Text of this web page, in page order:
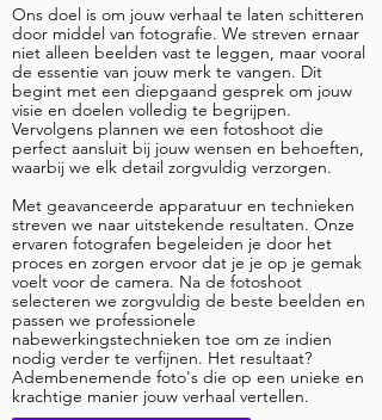
Ons doel is om jouw verhaal te laten schitteren
door middel van fotografie. We streven ernaar
niet alleen beelden vast te leggen, maar vooral
de essentie van jouw merk te vangen. Dit
begint met een diepgaand gesprek om jouw
visie en doelen volledig te begrijpen.
Vervolgens plannen we een fotoshoot die
perfect aansluit bij jouw wensen en behoeften,
waarbij we elk detail zorgvuldig verzorgen.
Met geavanceerde apparatuur en technieken
streven we naar uitstekende resultaten. Onze
ervaren fotografen begeleiden je door het
proces en zorgen ervoor dat je je op je gemak
voelt voor de camera. Na de fotoshoot
selecteren we zorgvuldig de beste beelden en
passen we professionele
nabewerkingstechnieken toe om ze indien
nodig verder te verfijnen. Het resultaat?
Adembenemende foto's die op een unieke en
krachtige manier jouw verhaal vertellen.